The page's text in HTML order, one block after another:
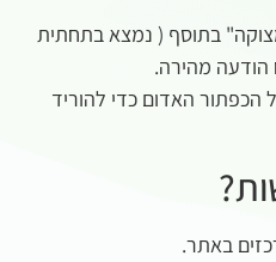
בתוסף ( נמצא בתחתית
הודעה מהירה.
האדום כדי להוריד
באתר.